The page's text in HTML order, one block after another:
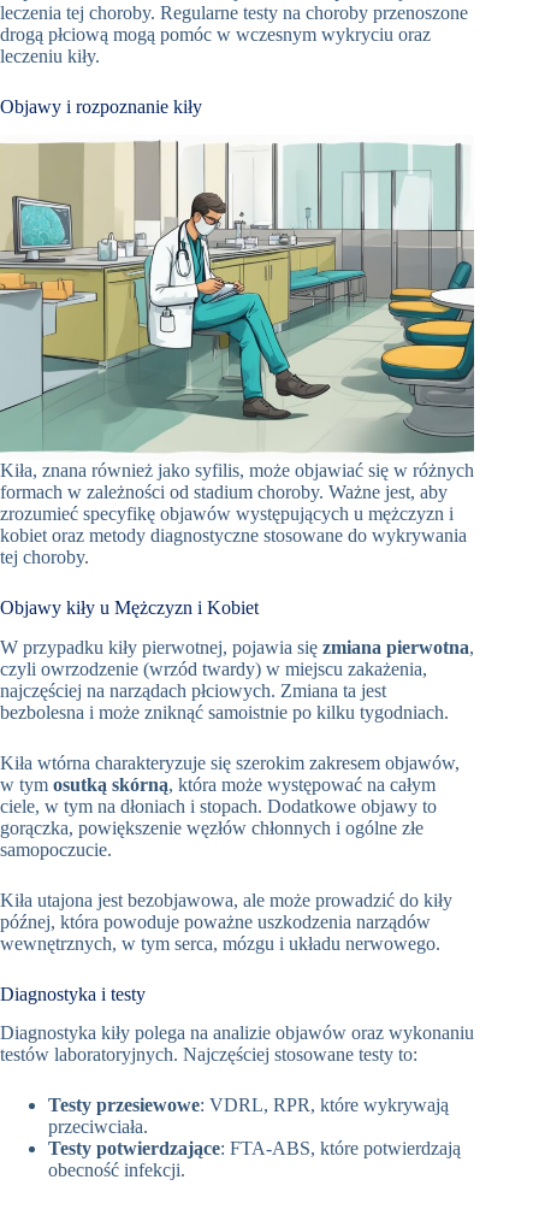
leczenia tej choroby. Regularne testy na choroby przenoszone
drogą płciową mogą pomóc w wczesnym wykryciu oraz
leczeniu kiły.
Objawy i rozpoznanie kiły
Kiła, znana również jako syfilis, może objawiać się w różnych
formach w zależności od stadium choroby. Ważne jest, aby
zrozumieć specyfikę objawów występujących u mężczyzn i
kobiet oraz metody diagnostyczne stosowane do wykrywania
tej choroby.
Objawy kiły u Mężczyzn i Kobiet
W przypadku kiły pierwotnej, pojawia się zmiana pierwotna,
czyli owrzodzenie (wrzód twardy) w miejscu zakażenia,
najczęściej na narządach płciowych. Zmiana ta jest
bezbolesna i może zniknąć samoistnie po kilku tygodniach.
Kiła wtórna charakteryzuje się szerokim zakresem objawów,
w tym osutką skórną, która może występować na całym
ciele, w tym na dłoniach i stopach. Dodatkowe objawy to
gorączka, powiększenie węzłów chłonnych i ogólne złe
samopoczucie.
Kiła utajona jest bezobjawowa, ale może prowadzić do kiły
późnej, która powoduje poważne uszkodzenia narządów
wewnętrznych, w tym serca, mózgu i układu nerwowego.
Diagnostyka i testy
Diagnostyka kiły polega na analizie objawów oraz wykonaniu
testów laboratoryjnych. Najczęściej stosowane testy to:
Testy przesiewowe: VDRL, RPR, które wykrywają
przeciwciała.
Testy potwierdzające: FTA-ABS, które potwierdzają
obecność infekcji.